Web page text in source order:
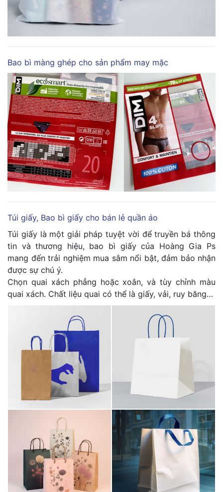
Bao bì màng ghép cho sản phẩm may mặc
Túi giấy, Bao bì giấy cho bán lẻ quần áo
Túi giấy là một giải pháp tuyệt vời để truyền bá thông
tin và thương hiệu, bao bì giấy của Hoàng Gia Ps
mang đến trải nghiệm mua sắm nổi bật, đảm bảo nhận
được sự chú ý.
Chọn quai xách phẳng hoặc xoắn, và tùy chỉnh màu
quai xách. Chất liệu quai có thể là giấy, vải, ruy băng…